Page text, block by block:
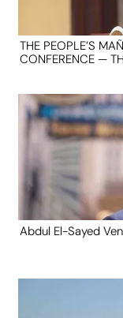
THE PEOPLE’S
CONFERENCE —
Abdul El-Sayed